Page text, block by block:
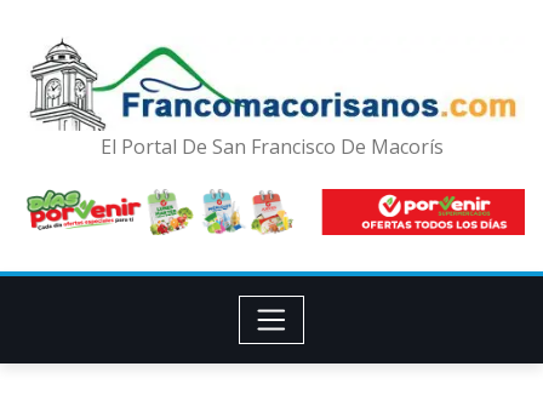
El Portal De San Francisco De Macorís